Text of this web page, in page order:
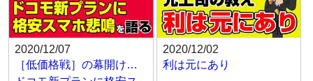
2020/12/07
［低価格戦］の幕開け…
2020/12/02
利は元にあり